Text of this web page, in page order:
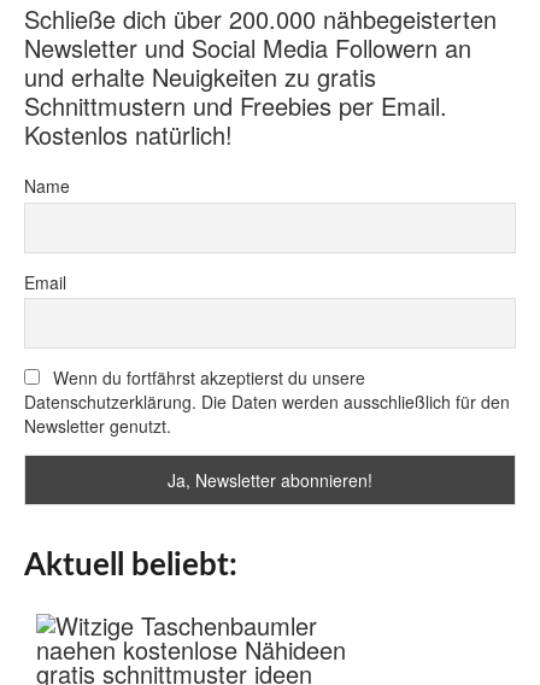
Schließe dich über 200.000 nähbegeisterten
Newsletter und Social Media Followern an
und erhalte Neuigkeiten zu gratis
Schnittmustern und Freebies per Email.
Kostenlos natürlich!
Name
Email
Wenn du fortfährst akzeptierst du unsere
Datenschutzerklärung. Die Daten werden ausschließlich für den
Newsletter genutzt.
Aktuell beliebt: